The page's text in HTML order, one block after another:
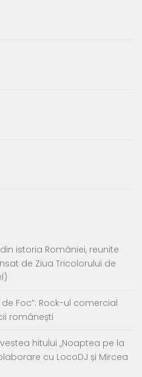
istoria României, reunite
de Ziua Tricolorului de
de Foc”: Rock-ul comercial
românești
hitului „Noaptea pe la
cu LocoDJ și Mircea